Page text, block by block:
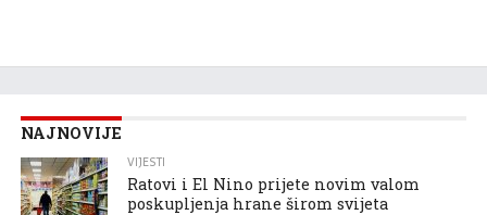
NAJNOVIJE
VIJESTI
Ratovi i El Nino prijete novim valom
poskupljenja hrane širom svijeta